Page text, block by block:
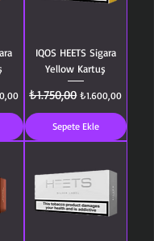
Fiyat
IQOS HEETS Sigara
Yellow Kartuş
Normal Fiyat
₺1.750,00 İndirimli Fiyat
₺1.600,00
Sepete Ekle